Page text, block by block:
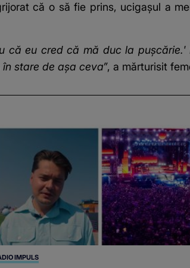
că o să fie prins, ucigașul a
că eu cred că mă duc la
stare de așa ceva”, a mărturisit
IMPULS